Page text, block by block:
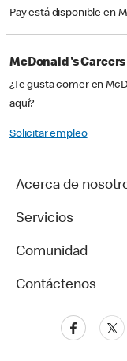
Pay está disponible en
McDonald's Careers
¿Te gusta comer en
aquí?
Solicitar empleo
Acerca de
Servicios
Comunidad
Contáctenos